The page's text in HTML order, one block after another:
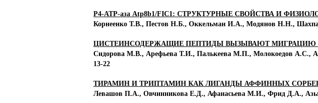
P4-ATP-аза Atp8b1/FIC1: СТРУКТУРНЫЕ СВОЙСТВА И
Корнеенко Т.В., Пестов Н.Б., Оккельман И.А., Модянов Н.Н.,
ЦИСТЕИНСОДЕРЖАЩИЕ ПЕПТИДЫ ВЫЗЫВАЮТ
Сидорова М.В., Арефьева Т.И., Палькеева М.П., Молокоедов А.С.,
13-22
ТИРАМИН И ТРИПТАМИН КАК ЛИГАНДЫ АФФИННЫХ
Левашов П.А., Овчинникова Е.Д., Афанасьева М.И., Фрид Д.А.,